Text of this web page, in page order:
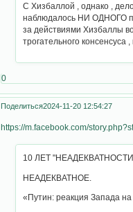
С Хизбаллой , однако ,
наблюдалось НИ ОДНОГО
за действиями Хизбаллы
трогательного
0
Поделиться2024-11-20 12:54:27
https://m.facebook.com/
10 ЛЕТ
НЕАДЕКВАТНОЕ.
«Путин: реакция Запада